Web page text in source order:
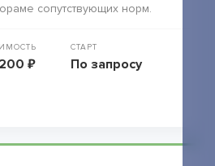
сопутствующих норм.
₽
СТАРТ
По запросу